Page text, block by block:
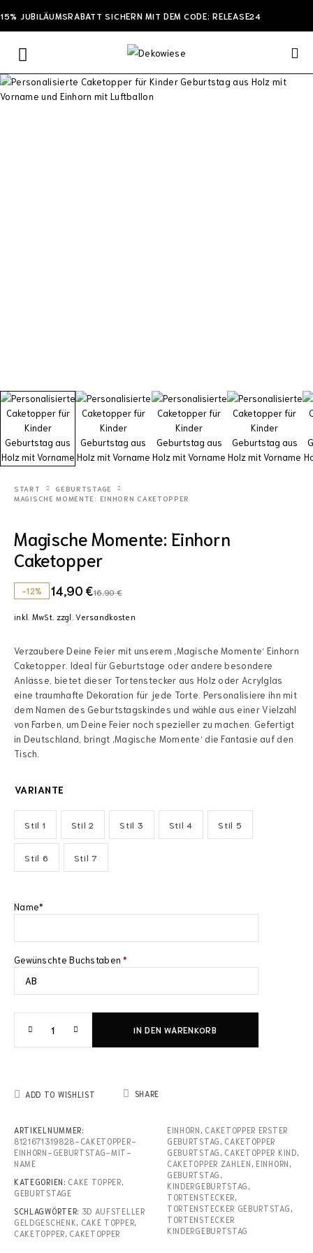
15% JUBILÄUMSRABATT SICHERN MIT DEM CODE: RELEASE24
START
GEBURTSTAGE
MAGISCHE MOMENTE: EINHORN CAKETOPPER
Magische Momente: Einhorn
Caketopper
-12% 16,90€
14,90 €
Verzaubere Deine Feier mit unserem ‚Magische Momente‘ Einhorn
Caketopper. Ideal für Geburtstage oder andere besondere
Anlässe, bietet dieser Tortenstecker aus Holz oder Acrylglas
eine traumhafte Dekoration für jede Torte. Personalisiere ihn mit
dem Namen des Geburtstagskindes und wähle aus einer Vielzahl
von Farben, um Deine Feier noch spezieller zu machen. Gefertigt
in Deutschland, bringt ‚Magische Momente‘ die Fantasie auf den
Tisch.
VARIANTE
Stil 1 Stil 2 Stil 3 Stil 4 Stil 5
Stil 6 Stil 7
Name*
Gewünschte Buchstaben *
IN DEN WARENKORB
ADD TO WISHLIST SHARE
ARTIKELNUMMER:
8121671319828-CAKETOPPER-
EINHORN-GEBURTSTAG-MIT-
NAME
KATEGORIEN: CAKE TOPPER,
GEBURTSTAGE
SCHLAGWÖRTER: 3D AUFSTELLER
GELDGESCHENK, CAKE TOPPER,
CAKETOPPER, CAKETOPPER
EINHORN , CAKETOPPER ERSTER
GEBURTSTAG , CAKETOPPER
GEBURTSTAG , CAKETOPPER KIND,
CAKETOPPER ZAHLEN ,EINHORN ,
GEBURTSTAG ,
KINDERGEBURTSTAG ,
TORTENSTECKER,
TORTENSTECKER GEBURTSTAG ,
TORTENSTECKER
KINDERGEBURTSTAG
inkl. MwSt. zzgl.Versandkosten